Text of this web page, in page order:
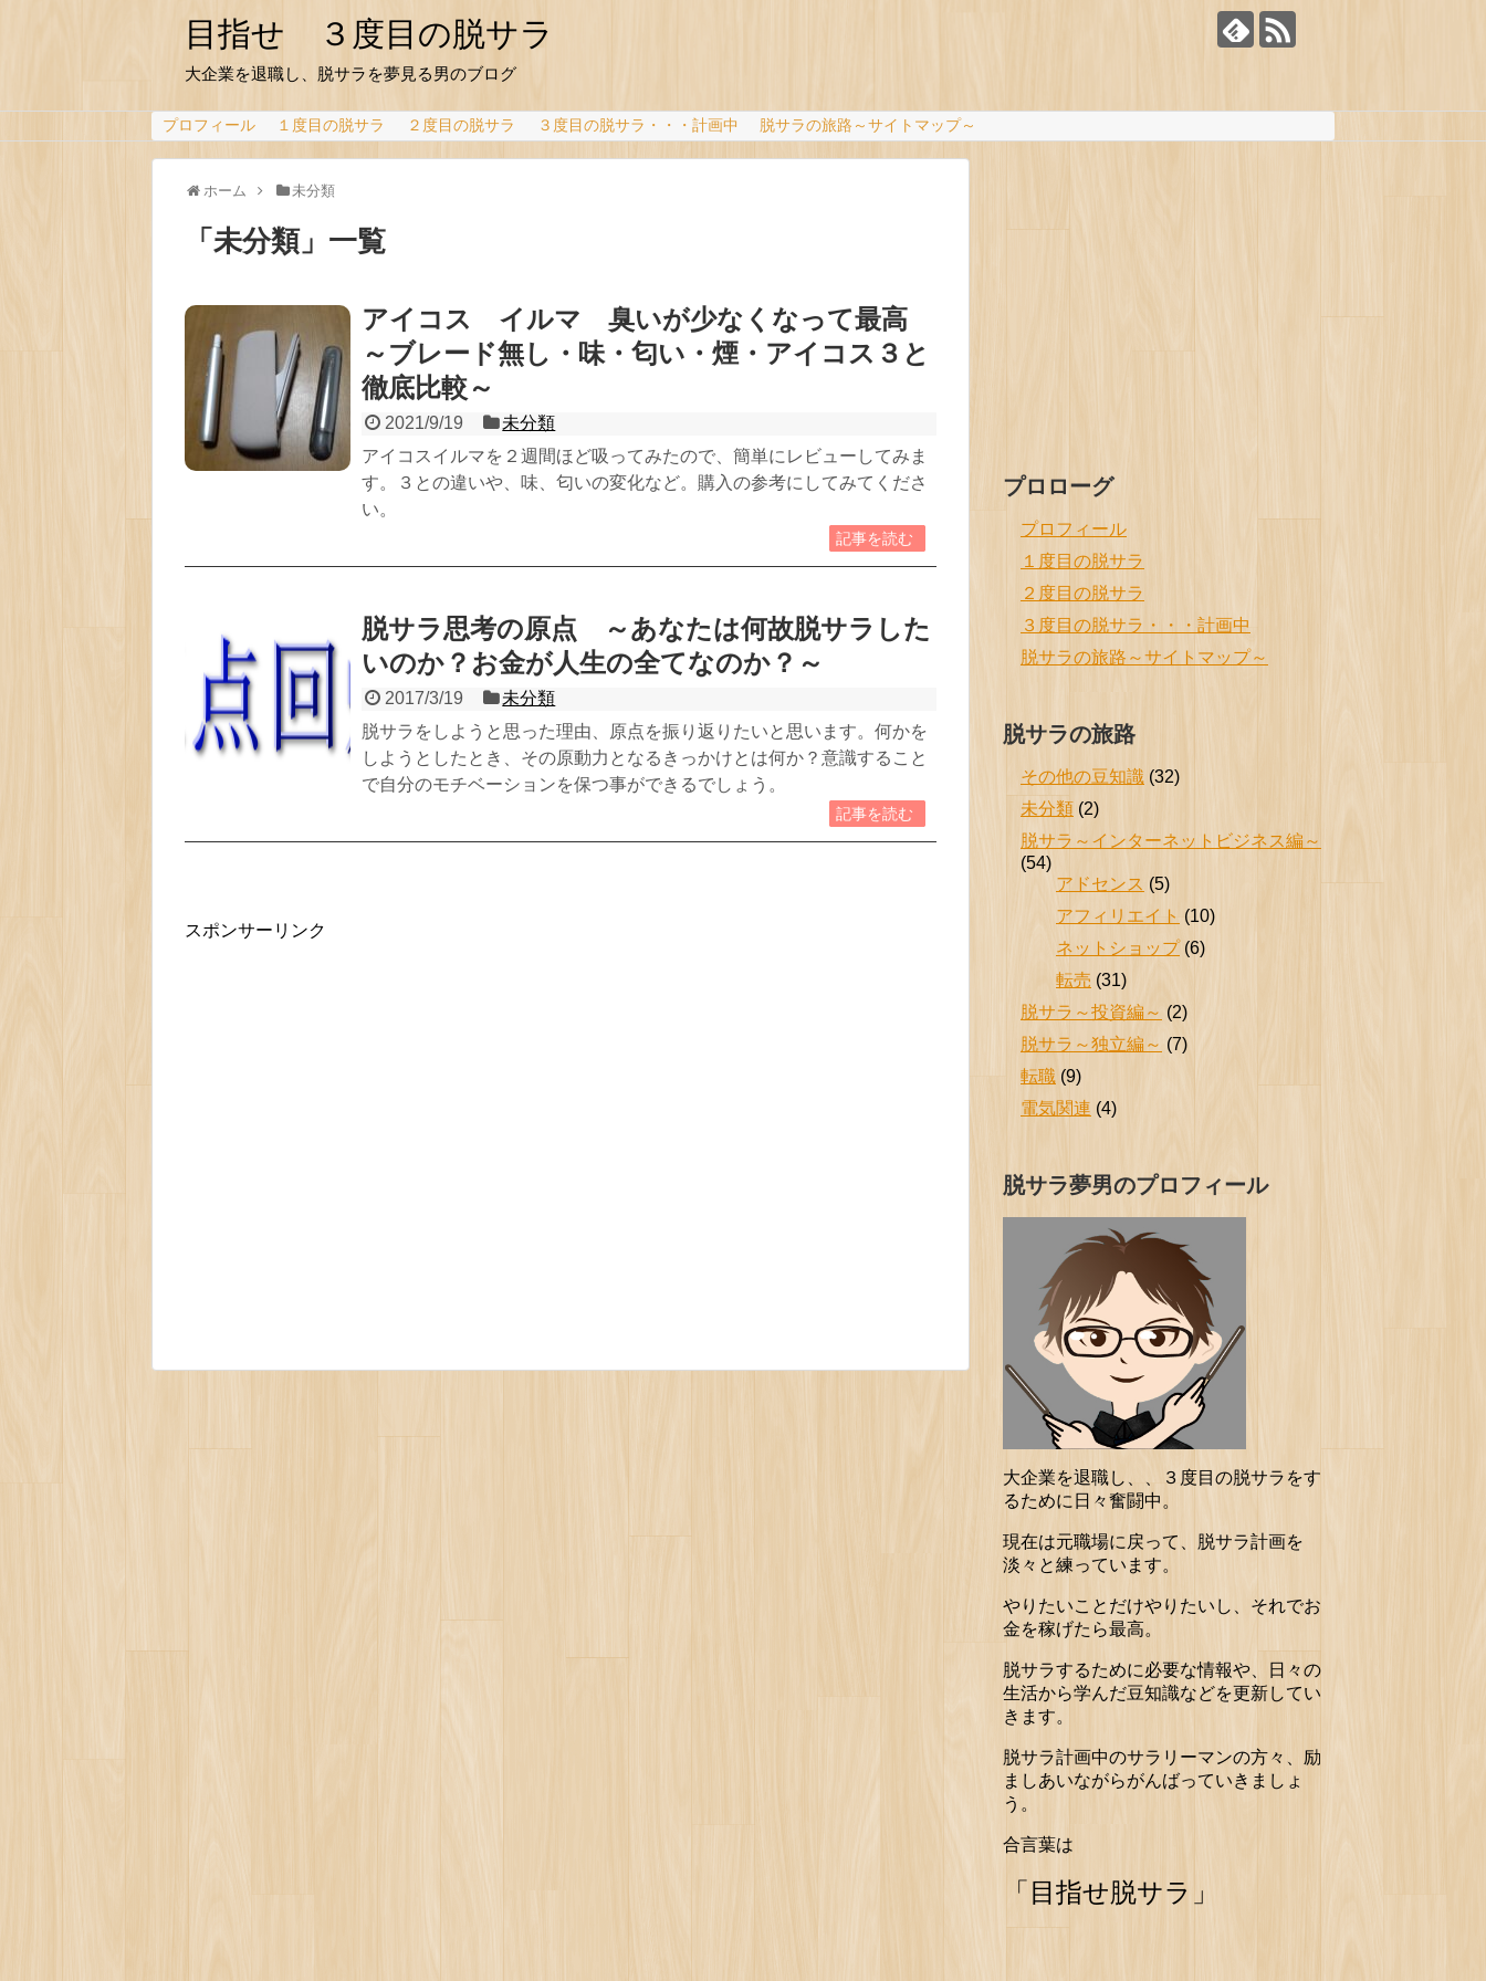
目指せ ３度目の脱サラ
大企業を退職し、脱サラを夢見る男のブログ
プロフィール １度目の脱サラ ２度目の脱サラ ３度目の脱サラ・・・計画中 脱サラの旅路～サイトマップ～
ホーム 未分類
「 未分類」 一覧
アイコス イルマ 臭いが少なくなって最高
～ブレード無し・味・匂い・煙・アイコス３と
徹底比較～
2021/9/19
未分類
アイコスイルマを２週間ほど吸ってみたので、簡単にレビューしてみま
す。３との違いや、味、匂いの変化など。購入の参考にしてみてくださ
い。
記事を読む
脱サラ思考の原点 ～あなたは何故脱サラした
いのか？お金が人生の全てなのか？～
2017/3/19
未分類
脱サラをしようと思った理由、原点を振り返りたいと思います。何かを
しようとしたとき、その原動力となるきっかけとは何か？意識すること
で自分のモチベーションを保つ事ができるでしょう。
記事を読む
スポンサーリンク
プロローグ
プロフィール
１度目の脱サラ
２度目の脱サラ
３度目の脱サラ・・・計画中
脱サラの旅路～サイトマップ～
脱サラの旅路
その他の豆知識 (32)
未分類 (2)
脱サラ～インターネットビジネス編～
(54)
アドセンス (5)
アフィリエイト (10)
ネットショップ(6)
転売 (31)
脱サラ～投資編～ (2)
脱サラ～独立編～ (7)
転職 (9)
電気関連 (4)
脱サラ夢男のプロフィール
大企業を退職し、、３度目の脱サラをす
るために日々奮闘中。
現在は元職場に戻って、脱サラ計画を
淡々と練っています。
やりたいことだけやりたいし、それでお
金を稼げたら最高。
脱サラするために必要な情報や、日々の
生活から学んだ豆知識などを更新してい
きます。
脱サラ計画中のサラリーマンの方々、励
ましあいながらがんばっていきましょ
う。
合言葉は
「目指せ脱サラ」